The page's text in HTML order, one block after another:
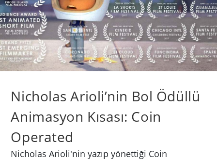
Nicholas Arioli’nin Bol Ödüllü
Animasyon Kısası: Coin
Operated
Nicholas Arioli'nin yazıp yönettiği Coin